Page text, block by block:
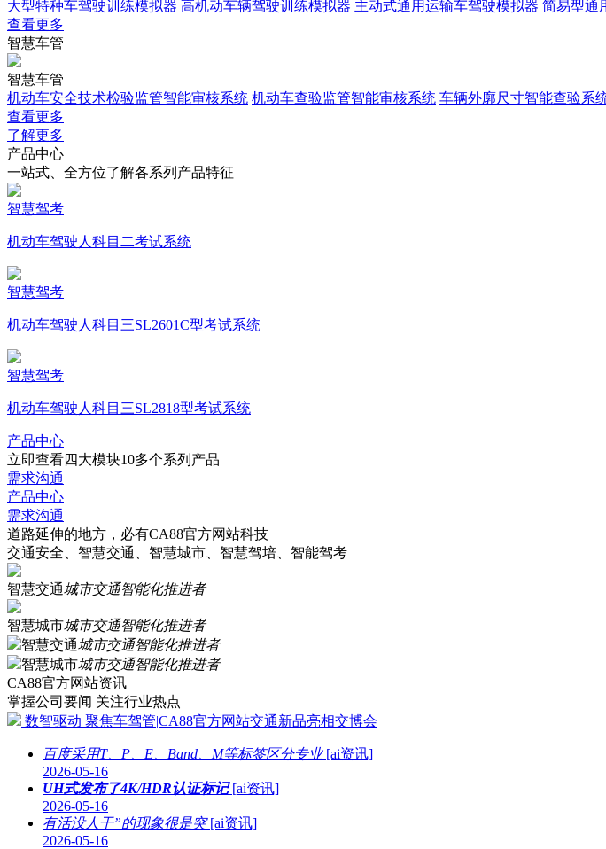
大型特种车驾驶训练模拟器 高机动车辆驾驶训练模拟器 主动式通用运输车驾驶模拟器 简易型通
查看更多
智慧车管
智慧车管
机动车安全技术检验监管智能审核系统 机动车查验监管智能审核系统 车辆外廓尺寸智能查验系
查看更多
了解更多
产品中心
一站式、全方位了解各系列产品特征
智慧驾考
机动车驾驶人科目二考试系统
智慧驾考
机动车驾驶人科目三SL2601C型考试系统
智慧驾考
机动车驾驶人科目三SL2818型考试系统
产品中心
立即查看四大模块10多个系列产品
需求沟通
产品中心
需求沟通
道路延伸的地方，必有CA88官方网站科技
交通安全、智慧交通、智慧城市、智慧驾培、智能驾考
智慧交通城市交通智能化推进者
智慧城市城市交通智能化推进者
智慧交通城市交通智能化推进者
智慧城市城市交通智能化推进者
CA88官方网站资讯
掌握公司要闻 关注行业热点
数智驱动 聚焦车驾管|CA88官方网站交通新品亮相交博会
百度采用T、P、E、Band、M等标签区分专业 [ai资讯]
2026-05-16
UH式发布了4K/HDR认证标记 [ai资讯]
2026-05-16
有活没人干”的现象很是突[ai资讯]
2026-05-16